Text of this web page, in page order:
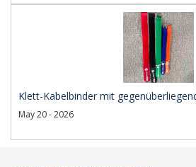
Klett-Kabelbinder mit
May 20 - 2026